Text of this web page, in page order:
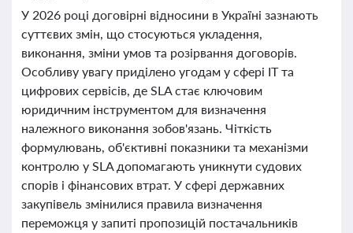
У 2026 році договірні відносини в Україні зазнають
суттєвих змін, що стосуються укладення,
виконання, зміни умов та розірвання договорів.
Особливу увагу приділено угодам у сфері ІТ та
цифрових сервісів, де SLA стає ключовим
юридичним інструментом для визначення
належного виконання зобов'язань. Чіткість
формулювань, об'єктивні показники та механізми
контролю у SLA допомагають уникнути судових
спорів і фінансових втрат. У сфері державних
закупівель змінилися правила визначення
переможця у запиті пропозицій постачальників